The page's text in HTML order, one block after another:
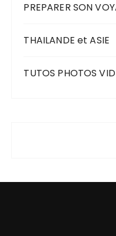
PREPARER SON
THAILANDE et ASIE
TUTOS PHOTOS